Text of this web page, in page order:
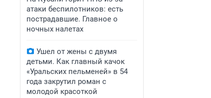
атаки беспилотников: есть
пострадавшие. Главное о
ночных налетах
Ушел от жены с двумя
детьми. Как главный качок
«Уральских пельменей» в 54
года закрутил роман с
молодой красоткой